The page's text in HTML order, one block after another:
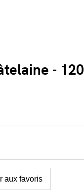
- 120
aux favoris